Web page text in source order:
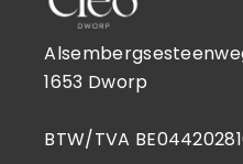
1653 Dworp
BTW/TVA